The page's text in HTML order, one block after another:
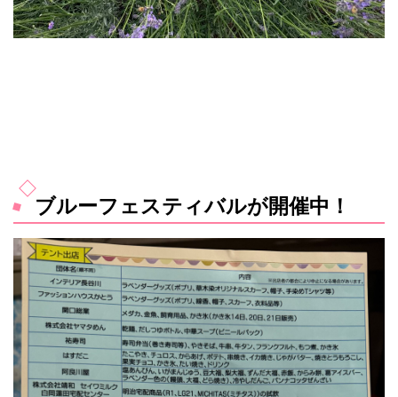
ブルーフェスティバルが開催中！